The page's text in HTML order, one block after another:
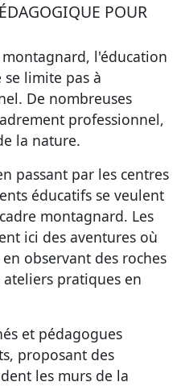
POUR
l'éducation
se limite pas à
De nombreuses
professionnel,
la nature.
passant par les centres
éducatifs se veulent
montagnard. Les
ici des aventures où
observant des roches
pratiques en
et pédagogues
proposant des
les murs de la